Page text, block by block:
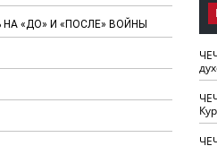
«ДО» И «ПОСЛЕ» ВОЙНЫ